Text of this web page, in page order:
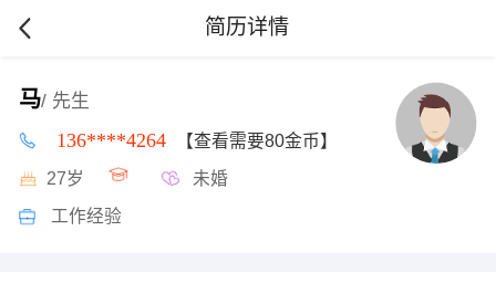
简历详情
马/ 先生
136****4264 【查看需要80金币】
27岁 未婚
工作经验